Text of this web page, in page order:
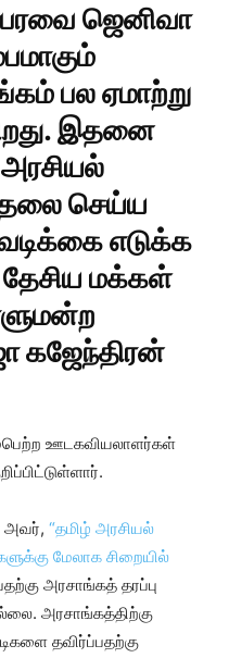
ஜெனிவா
பல ஏமாற்று
இதனை
செய்ய
எடுக்க
மக்கள்
கஜேந்திரன்
ஊடகவியலாளர்கள்
அவர், “தமிழ் அரசியல்
மேலாக சிறையில்
அரசாங்கத் தரப்பு
அரசாங்கத்திற்கு
தவிர்ப்பதற்கு